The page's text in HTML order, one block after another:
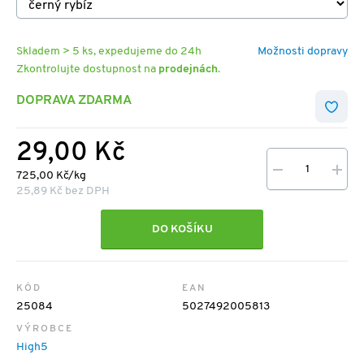
Možnosti dopravy
Skladem > 5 ks, expedujeme do 24h
Zkontrolujte dostupnost na prodejnách.
DOPRAVA ZDARMA
29,00 Kč
725,00 Kč/kg
25,89 Kč bez DPH
DO KOŠÍKU
KÓD
25084
EAN
5027492005813
VÝROBCE
High5